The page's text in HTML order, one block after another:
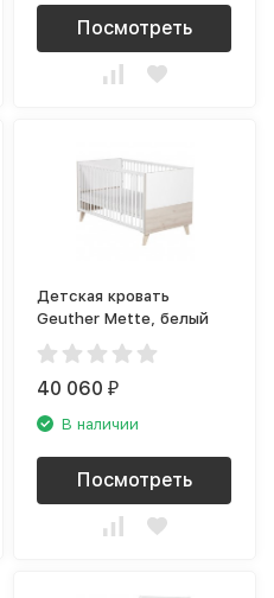
Посмотреть
Детская кровать
Geuther Mette, белый
40 060₽
В наличии
Посмотреть